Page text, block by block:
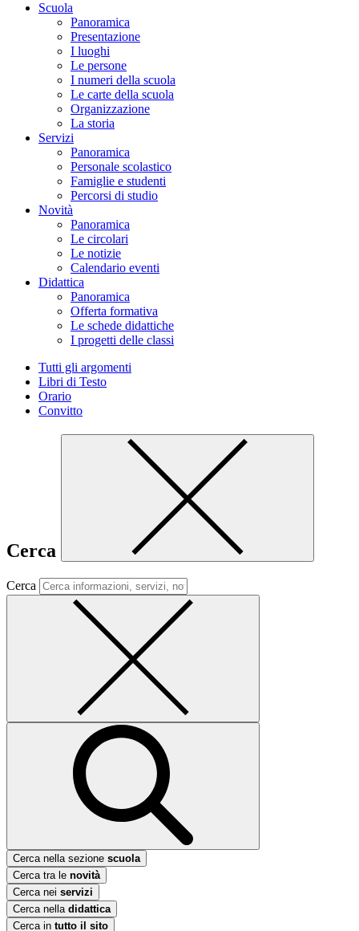
Scuola
Panoramica
Presentazione
I luoghi
Le persone
I numeri della scuola
Le carte della scuola
Organizzazione
La storia
Servizi
Panoramica
Personale scolastico
Famiglie e studenti
Percorsi di studio
Novità
Panoramica
Le circolari
Le notizie
Calendario eventi
Didattica
Panoramica
Offerta formativa
Le schede didattiche
I progetti delle classi
Tutti gli argomenti
Libri di Testo
Orario
Convitto
Cerca
Cerca
Cerca nella sezione scuola
Cerca tra le novità
Cerca nei servizi
Cerca nella didattica
Cerca in tutto il sito